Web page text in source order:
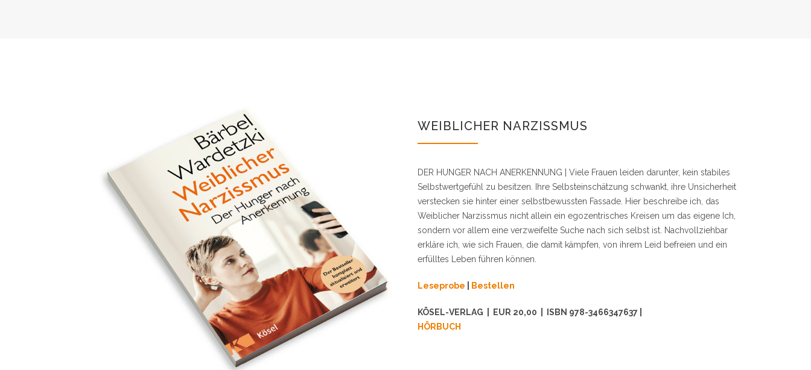
WEIBLICHER NARZISSMUS
DER HUNGER NACH ANERKENNUNG | Viele Frauen leiden darunter, kein stabiles
Selbstwertgefühl zu besitzen. Ihre Selbsteinschätzung schwankt, ihre Unsicherheit
verstecken sie hinter einer selbstbewussten Fassade. Hier beschreibe ich, das
Weiblicher Narzissmus nicht allein ein egozentrisches Kreisen um das eigene Ich,
sondern vor allem eine verzweifelte Suche nach sich selbst ist. Nachvollziehbar
erkläre ich, wie sich Frauen, die damit kämpfen, von ihrem Leid befreien und ein
erfülltes Leben führen können.
Leseprobe Bestellen
KÖSEL-VERLAG | EUR 20,00 | ISBN 978-3466347637 |
HÖRBUCH